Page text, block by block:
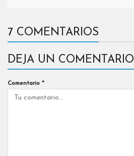
7 COMENTARIOS
DEJA UN COMENTARIO
Comentario *